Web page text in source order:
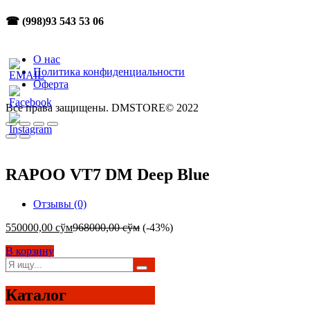
☎ (998)93 543 53 06
О нас
Политика конфиденциальности
Оферта
Все права защищены. DMSTORE© 2022
RAPOO VT7 DM Deep Blue
Отзывы (0)
550000,00 сўм968000,00сўм (-43%)
В корзину
Каталог